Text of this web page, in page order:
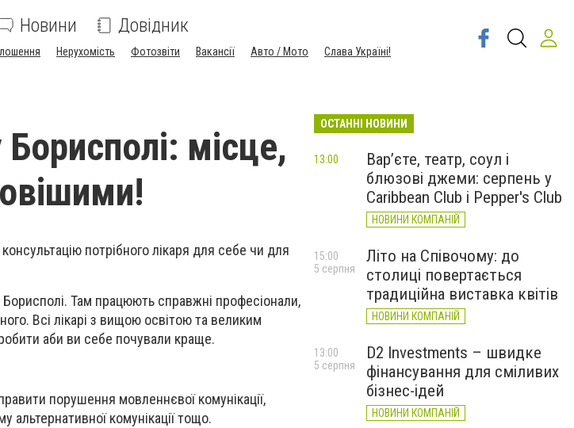
Новини Довідник
Нерухомість Фотозвіти Вакансії Авто / Мото Слава Україні!
місце,
потрібного лікаря для себе чи для
Борисполі. Там працюють справжні професіонали,
Всі лікарі з вищою освітою та великим
аби ви себе почували краще.
порушення мовленнєвої комунікації,
альтернативної комунікації тощо.
ОСТАННІ НОВИНИ
Вар’єте, театр, соул і
блюзові джеми: серпень у
Caribbean Club і Pepper's Club
НОВИНИ КОМПАНІЙ
13:00
Літо на Співочому: до
столиці повертається
традиційна виставка квітів
НОВИНИ КОМПАНІЙ
15:00
5 серпня
D2 Investments – швидке
фінансування для сміливих
бізнес-ідей
НОВИНИ КОМПАНІЙ
13:00
5 серпня